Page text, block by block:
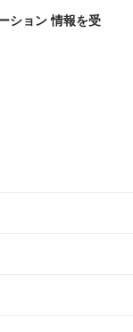
ション 情報を受